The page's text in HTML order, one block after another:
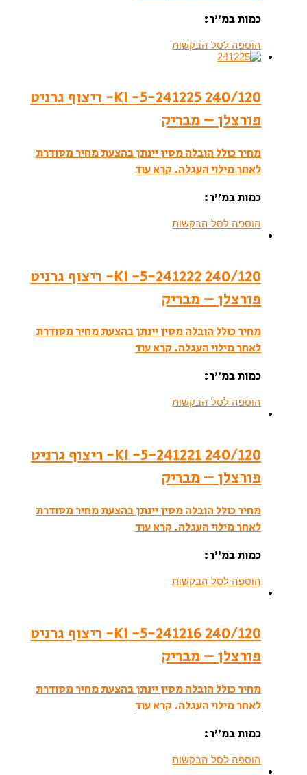
כמות במ”ר:
הוספה לסל הבקשות
240/120 241225-KI -5- ריצוף גרניט
פורצלן – מבריק
מחיר כולל הובלה מסין יינתן בהצעת מחיר מסודרת
לאחר מילוי העגלה.קרא עוד
כמות במ”ר:
הוספה לסל הבקשות
240/120 241222-KI -5- ריצוף גרניט
פורצלן – מבריק
מחיר כולל הובלה מסין יינתן בהצעת מחיר מסודרת
לאחר מילוי העגלה.קרא עוד
כמות במ”ר:
הוספה לסל הבקשות
240/120 241221-KI -5- ריצוף גרניט
פורצלן – מבריק
מחיר כולל הובלה מסין יינתן בהצעת מחיר מסודרת
לאחר מילוי העגלה. קרא עוד
כמות במ”ר:
הוספה לסל הבקשות
240/120 241216-KI -5- ריצוף גרניט
פורצלן – מבריק
מחיר כולל הובלה מסין יינתן בהצעת מחיר מסודרת
לאחר מילוי העגלה.קרא עוד
כמות במ”ר:
הוספה לסל הבקשות